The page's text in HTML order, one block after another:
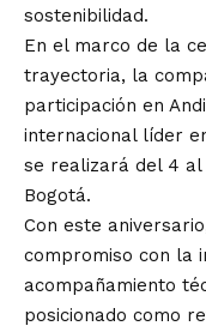
sostenibilidad.
En el marco de la
trayectoria, la
participación en
internacional líder
se realizará del 4 al
Bogotá.
Con este
compromiso con la
acompañamiento
posicionado como